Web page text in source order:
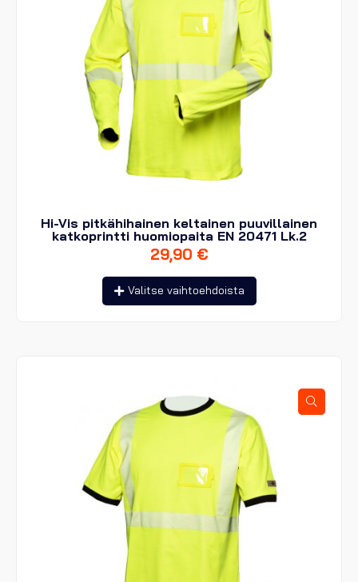
Hi-Vis pitkähihainen keltainen puuvillainen
katkoprintti huomiopaita EN 20471 Lk.2
29,90 €
Valitse vaihtoehdoista
Tällä
tuotteella
tuotteen
sivulla.